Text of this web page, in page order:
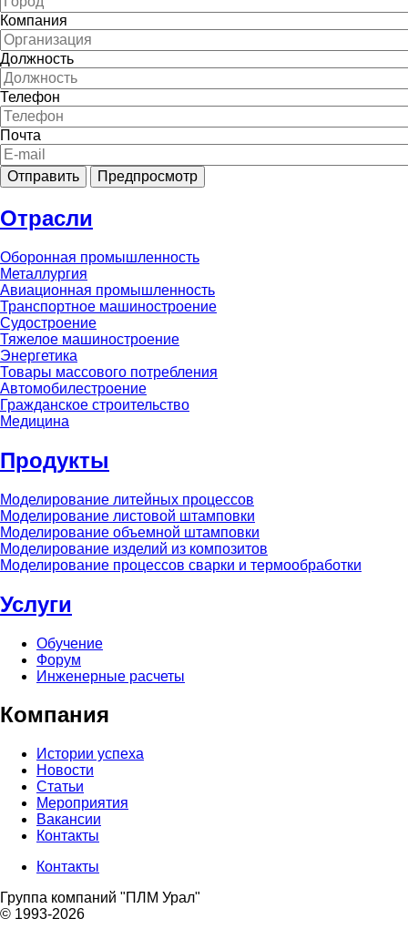
Компания
Должность
Телефон
Почта
Отрасли
Оборонная промышленность
Металлургия
Авиационная промышленность
Транспортное машиностроение
Судостроение
Тяжелое машиностроение
Энергетика
Товары массового потребления
Автомобилестроение
Гражданское строительство
Медицина
Продукты
Моделирование литейных процессов
Моделирование листовой штамповки
Моделирование объемной штамповки
Моделирование изделий из композитов
Моделирование процессов сварки и термообработки
Услуги
Обучение
Форум
Инженерные расчеты
Компания
Истории успеха
Новости
Статьи
Мероприятия
Вакансии
Контакты
контакты
подвал
Контакты
Группа компаний "ПЛМ Урал"
© 1993-2026